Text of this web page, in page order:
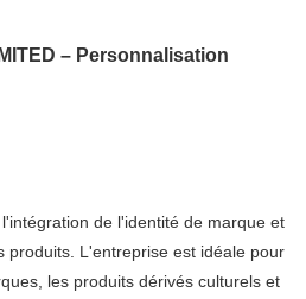
– Personnalisation
de l'identité de marque et
L'entreprise est idéale pour